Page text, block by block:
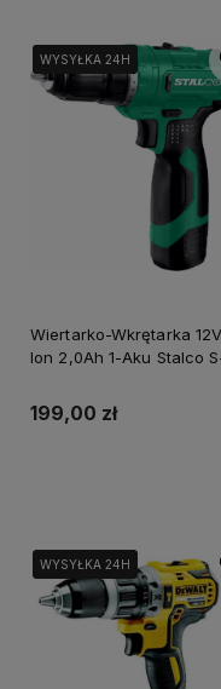
WYSYŁKA 24H
WYSYŁKA 24H
WYSYŁKA 24H
Wiertarko-Wkrętarka
Ion 2,0Ah 1-Aku Stalco
199,00 zł
WYSYŁKA 24H
WYSYŁKA 24H